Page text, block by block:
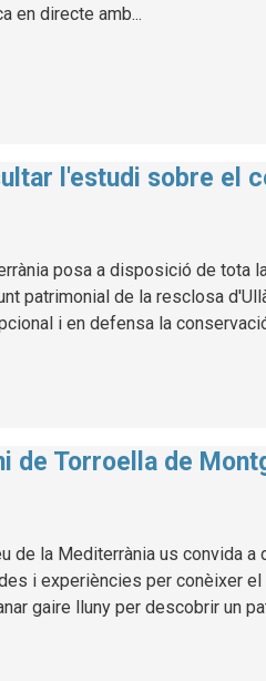
en directe amb...
l'estudi sobre el
posa a disposició de tota
patrimonial de la resclosa
i en defensa la
de Torroella de
de la Mediterrània us convida
i experiències per conèixer
gaire lluny per descobrir un